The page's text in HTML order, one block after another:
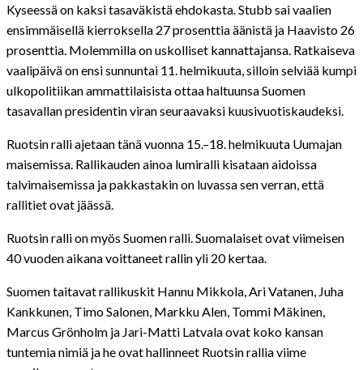
Kyseessä on kaksi tasaväkistä ehdokasta. Stubb sai vaalien
ensimmäisellä kierroksella 27 prosenttia äänistä ja Haavisto 26
prosenttia. Molemmilla on uskolliset kannattajansa. Ratkaiseva
vaalipäivä on ensi sunnuntai 11. helmikuuta, silloin selviää kumpi
ulkopolitiikan ammattilaisista ottaa haltuunsa Suomen
tasavallan presidentin viran seuraavaksi kuusivuotiskaudeksi.
Ruotsin ralli ajetaan tänä vuonna 15.–18. helmikuuta Uumajan
maisemissa. Rallikauden ainoa lumiralli kisataan aidoissa
talvimaisemissa ja pakkastakin on luvassa sen verran, että
rallitiet ovat jäässä.
Ruotsin ralli on myös Suomen ralli. Suomalaiset ovat viimeisen
40 vuoden aikana voittaneet rallin yli 20 kertaa.
Suomen taitavat rallikuskit Hannu Mikkola, Ari Vatanen, Juha
Kankkunen, Timo Salonen, Markku Alen, Tommi Mäkinen,
Marcus Grönholm ja Jari-Matti Latvala ovat koko kansan
tuntemia nimiä ja he ovat hallinneet Ruotsin rallia viime